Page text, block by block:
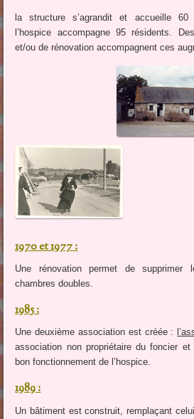
la structure s’agrandit et accueille 60
l’hospice accompagne 95 résidents.
et/ou de rénovation accompagnent ces
1970 et 1977 :
Une rénovation permet de
chambres doubles.
1985 :
Une deuxième association est créée :
association non propriétaire du foncier
bon fonctionnement de l’hospice.
1989 :
Un bâtiment est construit, remplaçant